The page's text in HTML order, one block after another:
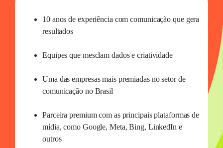
10 anos de experiência com comunicação que gera
resultados
Equipes que mesclam dados e criatividade
Uma das empresas mais premiadas no setor de
comunicação no Brasil
Parceira premium com as principais plataformas de
mídia, como Google, Meta, Bing, LinkedIn e
outros